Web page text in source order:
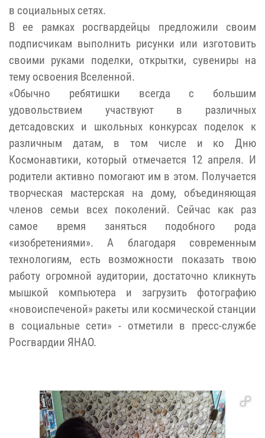
в социальных сетях.
В ее рамках росгвардейцы предложили своим
подписчикам выполнить рисунки или изготовить
своими руками поделки, открытки, сувениры на
тему освоения Вселенной.
«Обычно ребятишки всегда с большим
удовольствием участвуют в различных
детсадовских и школьных конкурсах поделок к
различным датам, в том числе и ко Дню
Космонавтики, который отмечается 12 апреля. И
родители активно помогают им в этом. Получается
творческая мастерская на дому, объединяющая
членов семьи всех поколений. Сейчас как раз
самое время заняться подобного рода
«изобретениями». А благодаря современным
технологиям, есть возможности показать твою
работу огромной аудитории, достаточно кликнуть
мышкой компьютера и загрузить фотографию
«новоиспеченой» ракеты или космической станции
в социальные сети» - отметили в пресс-службе
Росгвардии ЯНАО.